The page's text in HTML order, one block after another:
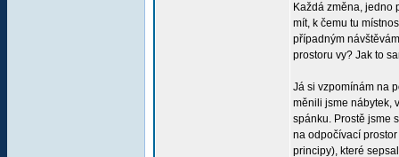
Každá změna, jedno
mít, k čemu tu
případným
prostoru vy? Jak to
Já si vzpomínám na
měnili jsme nábytek,
spánku. Prostě jsme
na odpočívací
principy), které